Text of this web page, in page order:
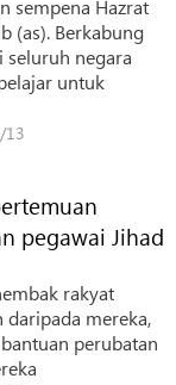
sempena Hazrat
(as). Berkabung
seluruh negara
untuk
13
pegawai Jihad
rakyat
daripada mereka,
perubatan